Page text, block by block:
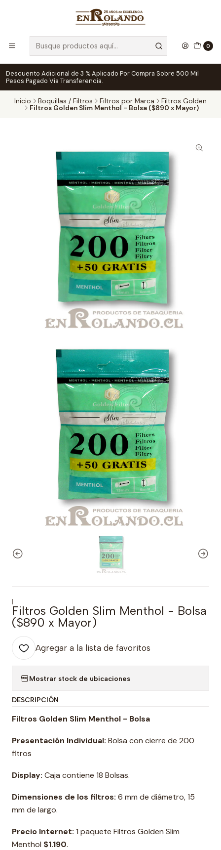
0
Descuento Adicional de 3 % Aplicado Por Compra Sobre 500 Mil
Pesos Pagado Via Transferencia.
Inicio Boquillas / Filtros Filtros por Marca
Filtros Golden
Filtros Golden Slim Menthol - Bolsa ($890 x Mayor)
|
Filtros Golden Slim Menthol - Bolsa
($890 x Mayor)
Agregar a la lista de favoritos
Mostrar stock de ubicaciones
DESCRIPCIÓN
Filtros Golden Slim Menthol - Bolsa
Presentación Individual: Bolsa con cierre de 200
fitros
Display: Caja contiene 18 Bolsas.
Dimensiones de los filtros: 6 mm de diámetro, 15
mm de largo.
Precio Internet: 1 paquete Filtros Golden Slim
Menthol $1.190.